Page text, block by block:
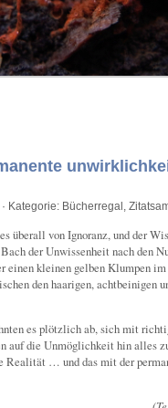
Kategorie: Bücherregal
überall von Ignoranz, und der
der Unwissenheit nach den
einen kleinen gelben Klumpen
den haarigen, achtbeinigen
es plötzlich ab, sich mit
auf die Unmöglichkeit hin alles
Realität … und das mit der